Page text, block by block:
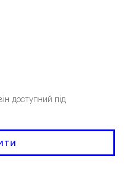
доступний під